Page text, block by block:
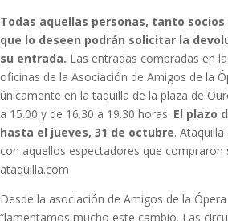
Todas aquellas personas, tanto
que lo deseen podrán solicitar la
su entrada. Las entradas compradas en
oficinas de la Asociación de Amigos de la
únicamente en la taquilla de la plaza de
a 15.00 y de 16.30 a 19.30 horas. El plazo
hasta el jueves, 31 de octubre.
con aquellos espectadores que compraron
ataquilla.com
Desde la asociación de Amigos de la
“lamentamos mucho este cambio. Las